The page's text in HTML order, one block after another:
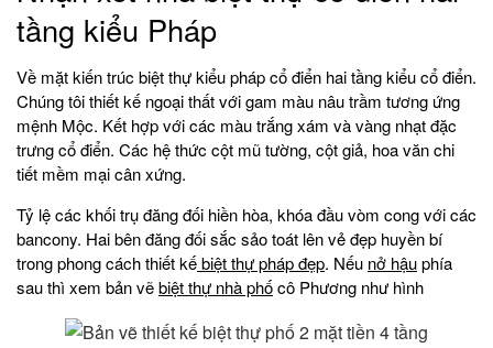
tầng kiểu Pháp
Về mặt kiến trúc biệt thự kiểu pháp cổ điển hai tầng kiểu cổ điển.
Chúng tôi thiết kế ngoại thất với gam màu nâu trầm tương ứng
mệnh Mộc. Kết hợp với các màu trắng xám và vàng nhạt đặc
trưng cổ điển. Các hệ thức cột mũ tường, cột giả, hoa văn chi
tiết mềm mại cân xứng.
Tỷ lệ các khối trụ đăng đối hiền hòa, khóa đầu vòm cong với các
bancony. Hai bên đăng đối sắc sảo toát lên vẻ đẹp huyền bí
trong phong cách thiết kếbiệt thự pháp đẹp. Nếu nở hậuphía
sau thì xem bản vẽbiệt thự nhà phốcô Phương như hình